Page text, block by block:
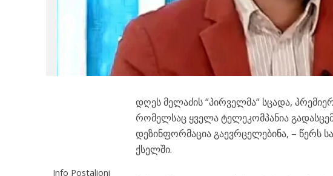
Info Postalioni
დღეს მელაძის “პირველმა“ სცადა,
რომელსაც ყველა ტელეკომპანია
დეზინფორმაცია გაევრცელებინა, – წერს
ქსელში.